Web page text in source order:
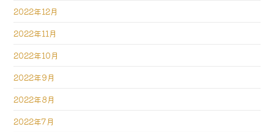
2022年12月
2022年11月
2022年10月
2022年9月
2022年8月
2022年7月